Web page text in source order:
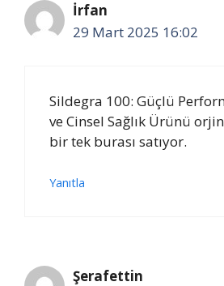
İrfan
29 Mart 2025 16:02
Sildegra 100: Güçlü
ve Cinsel Sağlık Ürünü
bir tek burası satıyor.
Yanıtla
Şerafettin